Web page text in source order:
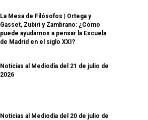
La Mesa de Filósofos | Ortega y
Gasset, Zubiri y Zambrano: ¿Cómo
puede ayudarnos a pensar la Escuela
de Madrid en el siglo XXI?
Noticias al Mediodía del 21 de julio de
2026
Noticias al Mediodía del 20 de julio de